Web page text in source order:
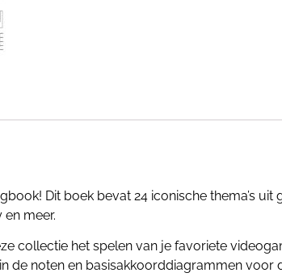
Dit boek bevat 24 iconische thema’s uit
meer.
collectie het spelen van je favoriete
de noten en basisakkoorddiagrammen voor